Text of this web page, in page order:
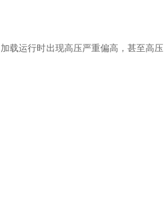
载运行时出现高压严重偏高，甚至高压